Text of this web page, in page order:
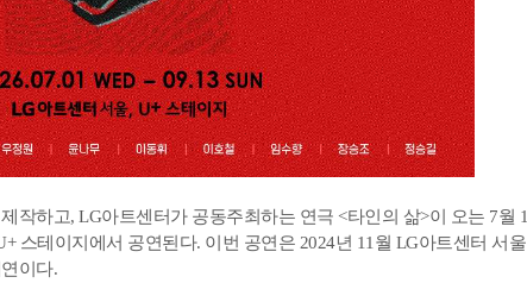
작하고, LG아트센터가 공동주최하는 연극 <타인의 삶>이 오는 7월 1
스테이지에서 공연된다. 이번 공연은 2024년 11월 LG아트센터 서울
이다.